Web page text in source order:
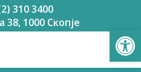
310 3400
38, 1000 Скопје